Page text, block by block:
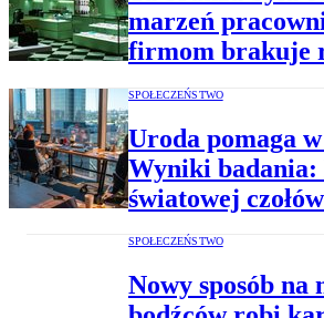
marzeń
firmom brakuje
SPOŁECZEŃSTWO
Uroda pomaga
Wyniki badania:
światowej
SPOŁECZEŃSTWO
Nowy sposób na